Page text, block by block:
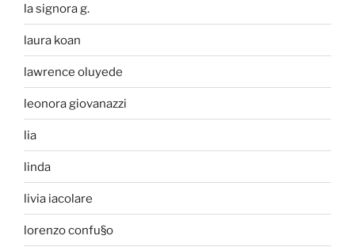
la signora g.
laura koan
lawrence oluyede
leonora giovanazzi
lia
linda
livia iacolare
lorenzo confu§o